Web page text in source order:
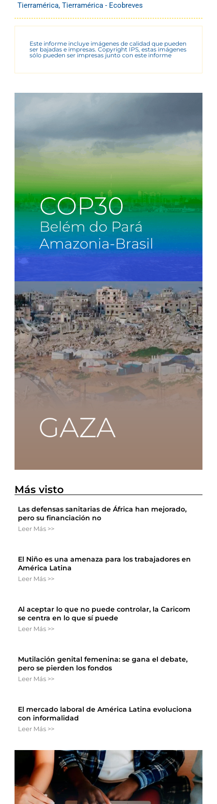
Tierramérica, Tierramérica - Ecobreves
Este informe incluye imágenes de calidad que pueden
ser bajadas e impresas. Copyright IPS, estas imágenes
sólo pueden ser impresas junto con este informe
Más visto
Las defensas sanitarias de África han mejorado,
pero su financiación no
Leer Más >>
El Niño es una amenaza para los trabajadores en
América Latina
Leer Más >>
Al aceptar lo que no puede controlar, la Caricom
se centra en lo que sí puede
Leer Más >>
Mutilación genital femenina: se gana el debate,
pero se pierden los fondos
Leer Más >>
El mercado laboral de América Latina evoluciona
con informalidad
Leer Más >>